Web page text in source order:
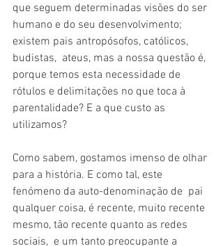
que seguem determinadas visões do ser
humano e do seu desenvolvimento;
existem pais antropósofos, católicos,
budistas,  ateus, mas a nossa questão é,
porque temos esta necessidade de
rótulos e delimitações no que toca à
parentalidade? E a que custo as
utilizamos?
Como sabem, gostamos imenso de olhar
para a história. E como tal, este
fenómeno da auto-denominação de  pai
qualquer coisa, é recente, muito recente
mesmo, tão recente quanto as redes
sociais,  e um tanto preocupante a